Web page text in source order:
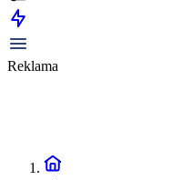
Reklama